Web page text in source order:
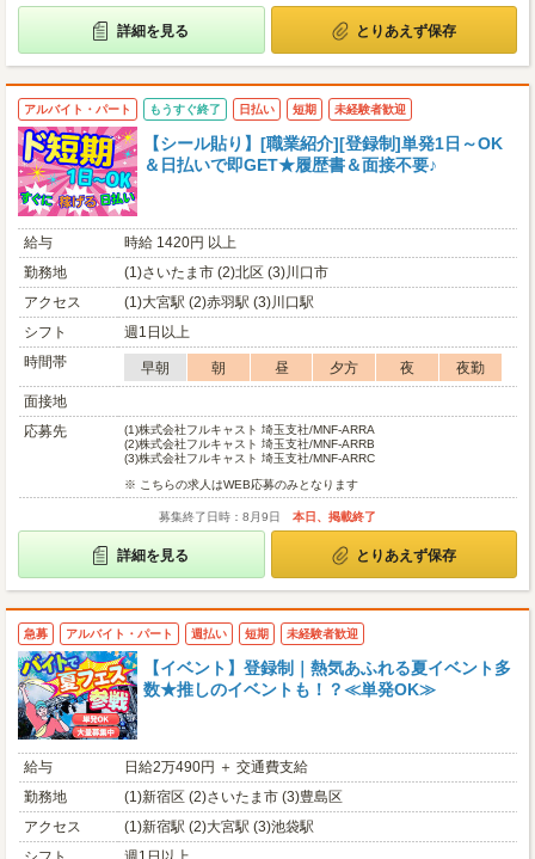
詳細を見る とりあえず保存
アルバイト・パート もうすぐ終了 日払い 短期 未経験者歓迎
【シール貼り】[職業紹介][登録制]単発1日～OK
＆日払いで即GET★履歴書＆面接不要♪
給与
時給 1420円 以上
勤務地
(1)さいたま市 (2)北区 (3)川口市
アクセス
(1)大宮駅 (2)赤羽駅 (3)川口駅
シフト
週1日以上
時間帯
早朝 朝 昼 夕方 夜
夜勤
面接地
応募先
(1)株式会社フルキャスト 埼玉支社/MNF-ARRA
(2)株式会社フルキャスト 埼玉支社/MNF-ARRB
(3)株式会社フルキャスト 埼玉支社/MNF-ARRC
※ こちらの求人はWEB応募のみとなります
募集終了日時：8月9日 本日、掲載終了
詳細を見る とりあえず保存
急募 アルバイト・パート 週払い 短期 未経験者歓迎
【イベント】登録制｜熱気あふれる夏イベント多
数★推しのイベントも！？≪単発OK≫
給与
日給2万490円 ＋ 交通費支給
勤務地
(1)新宿区 (2)さいたま市 (3)豊島区
アクセス
(1)新宿駅 (2)大宮駅 (3)池袋駅